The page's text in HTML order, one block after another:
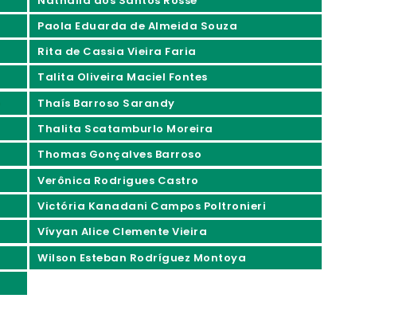
Paola Eduarda de Almeida Souza
Rita de Cassia Vieira Faria
Talita Oliveira Maciel Fontes
Thaís Barroso Sarandy
Thalita Scatamburlo Moreira
Thomas Gonçalves Barroso
Verônica Rodrigues Castro
Victória Kanadani Campos Poltronieri
Vívyan Alice Clemente Vieira
Wilson Esteban Rodríguez Montoya